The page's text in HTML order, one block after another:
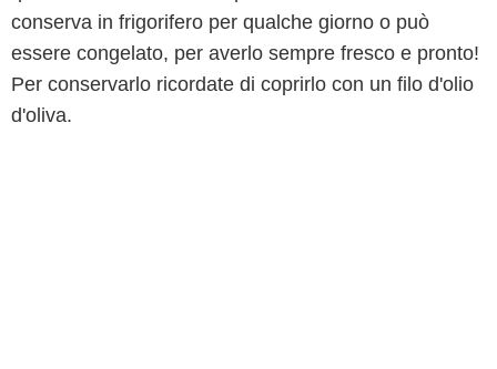
conserva in frigorifero per qualche giorno o può
essere congelato, per averlo sempre fresco e pronto!
Per conservarlo ricordate di coprirlo con un filo d'olio
d'oliva.